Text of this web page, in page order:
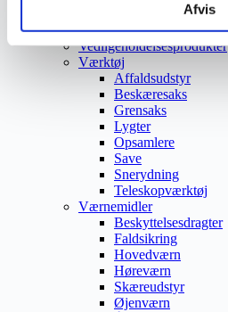
Afvis
Ukrudtsbekæmpelse
Vaskeri Produkter
Vedligeholdelsesprodukter
Værktøj
Affaldsudstyr
Beskæresaks
Grensaks
Lygter
Opsamlere
Save
Snerydning
Teleskopværktøj
Værnemidler
Beskyttelsesdragter
Faldsikring
Hovedværn
Høreværn
Skæreudstyr
Øjenværn